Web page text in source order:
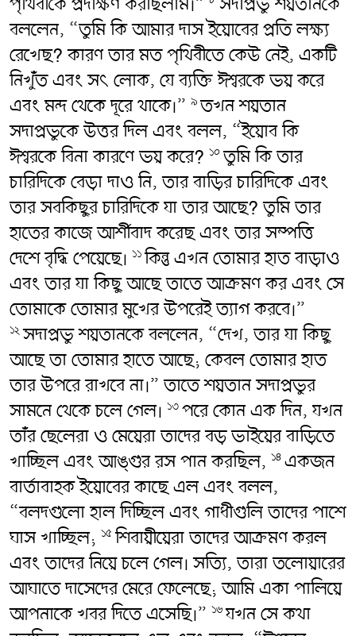
বললেন, “তুমি কি আমার দাস ইয়োবের প্রতি লক্ষ্য
রেখেছ? কারণ তার মত পৃথিবীতে কেউ নেই, একটি
নিখুঁত এবং সৎ লোক, যে ব্যক্তি ঈশ্বরকে ভয় করে
এবং মন্দ থেকে দূরে থাকে।” ৯তখন শয়তান
সদাপ্রভুকে উত্তর দিল এবং বলল, “ইয়োব কি
ঈশ্বরকে বিনা কারণে ভয় করে? ১০তুমি কি তার
চারিদিকে বেড়া দাও নি, তার বাড়ির চারিদিকে এবং
তার সবকিছুর চারিদিকে যা তার আছে? তুমি তার
হাতের কাজে আর্শীবাদ করেছ এবং তার সম্পত্তি
দেশে বৃদ্ধি পেয়েছে। ১১কিন্তু এখন তোমার হাত বাড়াও
এবং তার যা কিছু আছে তাতে আক্রমণ কর এবং সে
তোমাকে তোমার মুখের উপরেই ত্যাগ করবে।”
১২সদাপ্রভু শয়তানকে বললেন, “দেখ, তার যা কিছু
আছে তা তোমার হাতে আছে; কেবল তোমার হাত
তার উপরে রাখবে না।” তাতে শয়তান সদাপ্রভুর
সামনে থেকে চলে গেল। ১৩ পরে কোন এক দিন, যখন
তাঁর ছেলেরা ও মেয়েরা তাদের বড় ভাইয়ের বাড়িতে
খাচ্ছিল এবং আঙ্গুর রস পান করছিল, ১৪ একজন
বার্তাবাহক ইয়োবের কাছে এল এবং বলল,
“বলদগুলো হাল দিচ্ছিল এবং গাধীগুলি তাদের পাশে
ঘাস খাচ্ছিল; ১৫শিবায়ীয়েরা তাদের আক্রমণ করল
এবং তাদের নিয়ে চলে গেল। সত্যি, তারা তলোয়ারের
আঘাতে দাসেদের মেরে ফেলেছে; আমি একা পালিয়ে
আপনাকে খবর দিতে এসেছি।” ১৬যখন সে কথা